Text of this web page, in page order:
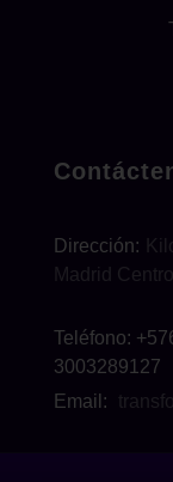
Dirección:
Madrid
Teléfono:
3003289127
Email: